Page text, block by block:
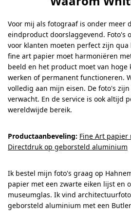
Voor mij als fotograaf is onder meer
eindproduct doorslaggevend. Foto's
voor klanten moeten perfect zijn
fine art papier moet harmoniëren
beeld en het product moet van hoge
werken of permanent functioneren.
volledig aan mijn eisen. De foto's
verwacht. En de service is ook altijd
wereldwijde bereik.
Productaanbeveling: Fine Art
Directdruk op geborsteld aluminium
Ik bestel mijn foto's graag op
papier met een zwarte eiken lijst en
museumglas. Ik vind
geborsteld aluminium met een